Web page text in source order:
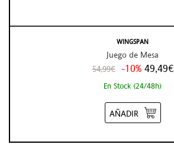
WINGSPAN
Juego de Mesa
54,99€ -10% 49,49€
En Stock (24/48h)
AÑADIR